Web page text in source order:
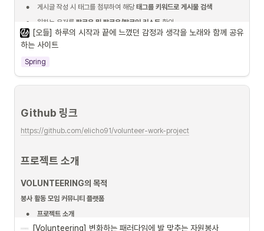
• 게시글 작성 시 태그를 첨부하여 해당 태그를 키워드로 게시물 검색
• 원하는 유저를 팔로우 및 팔로우/팔로잉 리스트 확인
[오들] 하루의 시작과 끝에 느꼈던 감정과 생각을 노래와 함께 공유
하는 사이트
Spring
Github 링크
https://github.com/elicho91/volunteer-work-project
프로젝트 소개
VOLUNTEERING의 목적
봉사 활동 모임 커뮤니티 플랫폼
• 프로젝트 소개
[Volunteering] 변화하는 패러다임에 발 맞추는 자원봉사